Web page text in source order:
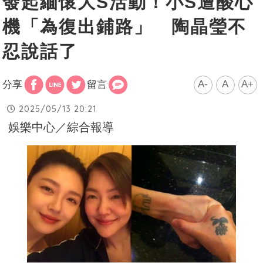
機「為復出鋪路」 陶晶瑩不
忍說話了
分享 留言 A- A A+
2025/05/13 20:21
娛樂中心／綜合報導